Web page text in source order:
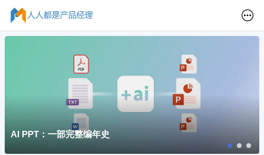
AI PPT：一部完整编年史